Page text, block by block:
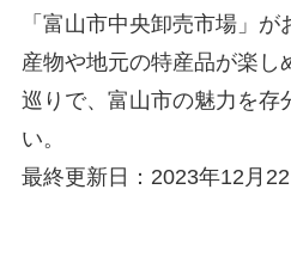
「富山市中央卸売市場」
産物や地元の特産品が楽し
巡りで、富山市の魅力を存
い。
最終更新日：2023年12月22